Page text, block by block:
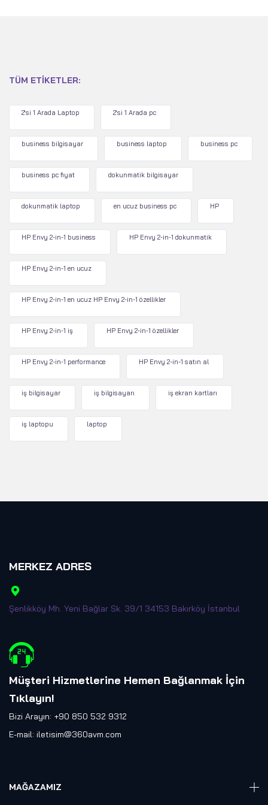
TÜM ETIKETLER:
2'si 1 Arada Laptop 2'si 1 Arada pc
business bilgisayar business laptop business pc
business pc fiyat dokunmatik bilgisayar
dokunmatik laptop en ucuz business pc HP
HP Envy 2-in-1 business HP Envy 2-in-1 dokunmatik
HP Envy 2-in-1 en ucuz
HP Envy 2-in-1 en ucuz HP Envy 2-in-1 özellikler
HP Envy 2-in-1 iş HP Envy 2-in-1 özellikler
HP Envy 2-in-1 performance HP Envy 2-in-1 satın al
iş bilgisayar iş bilgisayarı iş ekran kartları
iş laptopu laptop
MERKEZ ADRES
Şenlikköy Mh. Yeni Bağlar Sk. 39/1 34153 Bakırköy İstanbul
Müşteri Hizmetlerine Hemen Bağlanmak İçin
Tıklayın!
Bizi Arayın: +90 850 532 9312
E-mail: iletisim@360avm.com
MAĞAZAMIZ